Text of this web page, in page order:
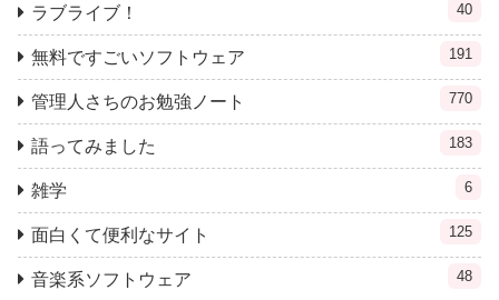
ラブライブ！ 40
無料ですごいソフトウェア 191
管理人さちのお勉強ノート 770
語ってみました 183
雑学 6
面白くて便利なサイト 125
音楽系ソフトウェア 48